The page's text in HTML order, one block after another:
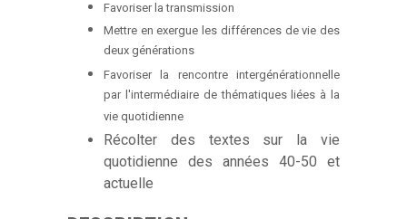
Favoriser la transmission
Mettre en exergue les différences de vie des
deux générations
Favoriser la rencontre intergénérationnelle
par l'intermédiaire de thématiques liées à la
vie quotidienne
Récolter des textes sur la vie
quotidienne des années 40-50 et
actuelle